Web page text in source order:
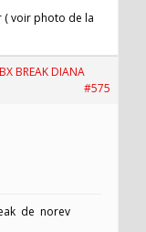
voir photo de la
BX BREAK DIANA
#575
de norev